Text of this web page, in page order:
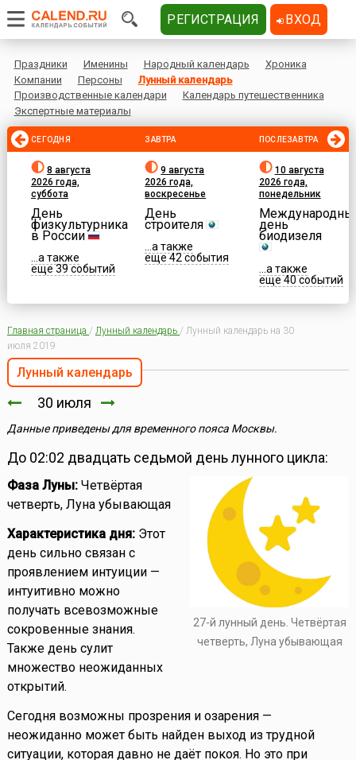
Праздники Именины Народный календарь
Хроника
Компании
Персоны
Лунный календарь
Производственные календари
Календарь путешественника
Экспертные материалы
СЕГОДНЯ
8 августа
2026 года,
суббота
День
физкультурника
в России
...а также
еще 39 событий
ЗАВТРА
9 августа
2026 года,
воскресенье
День
строителя
...а также
еще 42 события
ПОСЛЕЗАВТРА
10 августа
2026 года,
понедельник
день
биодизеля
...а также
еще 40 событий
Главная страница / Лунный календарь / Лунный календарь на 30
июля 2019
Лунный календарь
30 июля
Данные приведены для временного пояса Москвы.
До 02:02 двадцать седьмой день лунного цикла:
27-й лунный день. Четвёртая
четверть, Луна убывающая
Фаза Луны:Четвёртая
четверть, Луна убывающая
Характеристика дня:Этот
день сильно связан с
проявлением интуиции —
интуитивно можно
получать всевозможные
сокровенные знания.
Также день сулит
множество неожиданных
открытий.
Сегодня возможны прозрения и озарения —
неожиданно может быть найден выход из трудной
ситуации, которая давно не даёт покоя. Но это при
РЕГИСТРАЦИЯ ВХОД